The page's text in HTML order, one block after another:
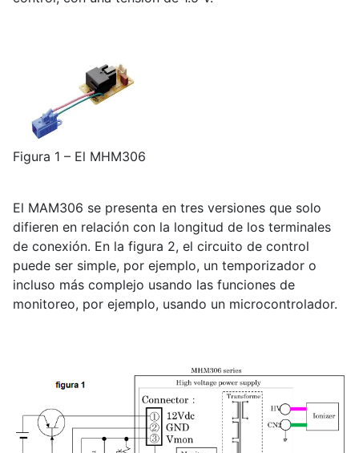
Figura 1 – El MHM306
El MAM306 se presenta en tres versiones que solo
difieren en relación con la longitud de los terminales
de conexión. En la figura 2, el circuito de control
puede ser simple, por ejemplo, un temporizador o
incluso más complejo usando las funciones de
monitoreo, por ejemplo, usando un microcontrolador.